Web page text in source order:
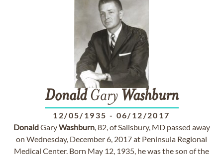
DonaldGary Washburn
12/05/1935 - 06/12/2017
DonaldGaryWashburn, 82, of Salisbury, MD passed away
on Wednesday, December 6, 2017 at Peninsula Regional
Medical Center. Born May 12, 1935, he was the son of the